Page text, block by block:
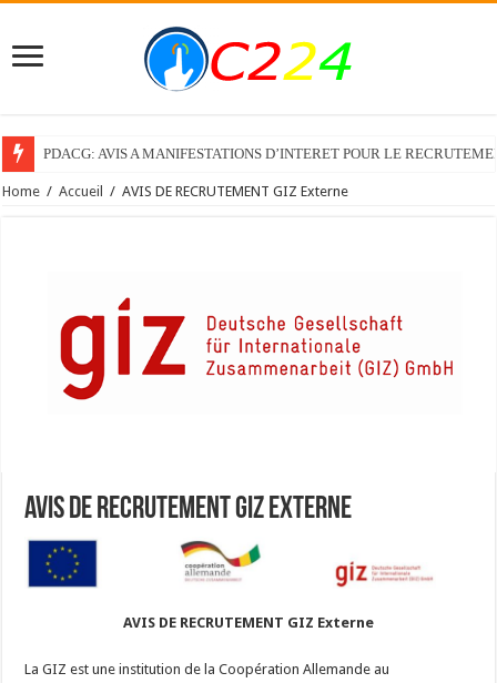
PDACG: AVIS A MANIFESTATIONS D’INTERET POUR LE
Home / Accueil / AVIS DE RECRUTEMENT GIZ Externe
AVIS DE RECRUTEMENT GIZ Externe
AVIS DE RECRUTEMENT GIZ Externe
La GIZ est une institution de la Coopération Allemande au